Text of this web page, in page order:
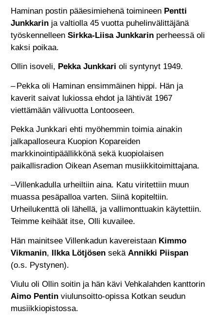
Haminan postin pääesimiehenä toimineen Pentti
Junkkarin ja valtiolla 45 vuotta puhelinvälittäjänä
työskennelleenSirkka-Liisa Junkkarin perheessä oli
kaksi poikaa.
Ollin isoveli, Pekka Junkkari oli syntynyt 1949.
– Pekka oli Haminan ensimmäinen hippi. Hän ja
kaverit saivat lukiossa ehdot ja lähtivät 1967
viettämään välivuotta Lontooseen.
Pekka Junkkari ehti myöhemmin toimia ainakin
jalkapalloseura Kuopion Kopareiden
markkinointipäällikkönä sekä kuopiolaisen
paikallisradion Oikean Aseman musiikkitoimittajana.
–Villenkadulla urheiltiin aina. Katu viritettiin muun
muassa pesäpalloa varten. Siinä kopiteltiin.
Urheilukenttä oli lähellä, ja vallimonttuakin käytettiin.
Teimme keihäät itse, Olli kuvailee.
Hän mainitsee Villenkadun kavereistaan Kimmo
Vikmanin, Ilkka Lötjösen sekä Annikki Piispan
(o.s. Pystynen).
Viulu oli Ollin soitin ja hän kävi Vehkalahden kanttorin
Aimo Pentin viulunsoitto-opissa Kotkan seudun
musiikkiopistossa.